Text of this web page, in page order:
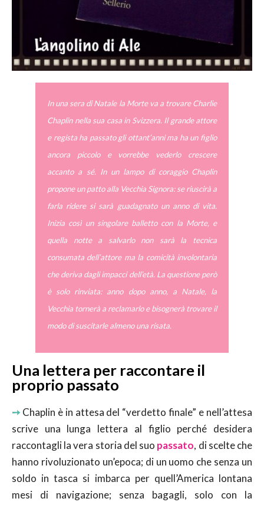
In una sera di Natale la Morte va a trovare Charlie
Chaplin nella sua casa in Svizzera. Il grande attore
e regista ha passato gli ottant’anni ma ha un figlio
ancora piccolo e vorrebbe vederlo crescere
accanto a sé. In un lampo di coraggio Chaplin
propone un patto alla Vecchia Signora: se riuscirà a
farla ridere si sarà guadagnato un anno di vita.
Inizia così un singolare balletto con la Morte, e
quella notte a salvarlo non sarà la tecnica
consumata dell’attore ma la comicità involontaria
che deriva dagli impacci dell’età. La questione però
è solo rinviata: anno dopo anno, a Natale, la
Vecchia tornerà a reclamarlo e bisognerà trovare il
modo di suscitarle almeno una risata.
Una lettera per raccontare il
proprio passato
➙ Chaplin è in attesa del “verdetto finale” e nell’attesa
scrive una lunga lettera al figlio perché desidera
raccontagli la vera storia del suo passato, di scelte che
hanno rivoluzionato un’epoca; di un uomo che senza un
soldo in tasca si imbarca per quell’America lontana
mesi di navigazione; senza bagagli, solo con la